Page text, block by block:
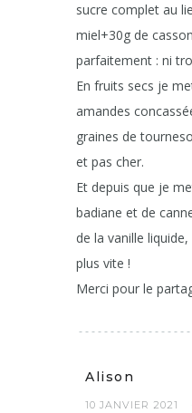
sucre complet au
miel+30g de
parfaitement : ni
En fruits secs je
amandes
graines de
et pas cher.
Et depuis que je
badiane et de
de la vanille
plus vite !
Merci pour le
Alison
10 JANVIER 2021